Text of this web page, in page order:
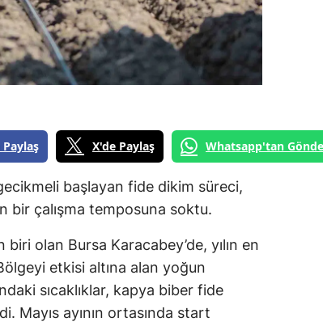
X'de Paylaş Whatsapp'tan
başlayan fide dikim süreci,
bir çalışma temposuna soktu.
olan Bursa Karacabey’de, yılın en
etkisi altına alan yoğun
sıcaklıklar, kapya biber fide
Mayıs ayının ortasında start